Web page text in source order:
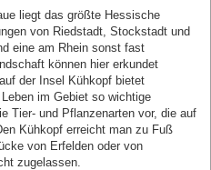
liegt das größte Hessische
von Riedstadt, Stockstadt und
eine am Rhein sonst fast
können hier erkundet
der Insel Kühkopf bietet
im Gebiet so wichtige
Tier- und Pflanzenarten vor, die auf
Kühkopf erreicht man zu Fuß
von Erfelden oder von
zugelassen.